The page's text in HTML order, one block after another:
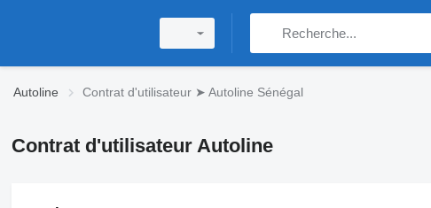
Autoline Contrat d'utilisateur ➤ Autoline Sénégal
Contrat d'utilisateur Autoline